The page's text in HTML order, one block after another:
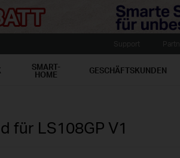
SMART-
HOME GESCHÄFTSKUNDEN
für LS108GP V1